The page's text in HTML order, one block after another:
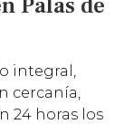
integral,
cercanía,
24 horas los